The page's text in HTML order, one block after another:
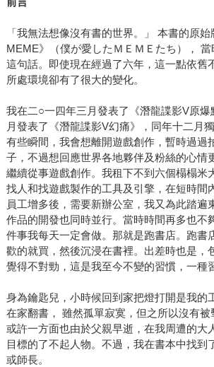
「我無法想像沒有書的世界。」 本書的原
MEME》（僕が愛したＭＥＭＥたち），
這句話。即使現在經過了六年，這一點依舊
所處環境卻有了很大的變化。
我在二○一四年三月發表了《潛龍諜影V原
月發表了《潛龍諜影V幻痛》，同年十二月
有些瞬間，我會想離開遊戲創作，暫時過過
子，不過想回應世界各地夥伴及粉絲的心情
繼續從事遊戲創作。我租下不到六個榻榻米
找人和找遊戲製作的工具及引擎，在短時間
員工增多後，需要新辦公室，我又為此踏遍
作品的開發也同時並行。當時時間再多也不
件事我每天一定會做。那就是跑書店。跑書
歡的就買，然後沉浸在書裡。出差時也是，
覺得不對勁，這是我至今不變的習慣，一種
身為鑰匙兒，小時候回到家把燈打開是我的
在家翻書， 雖然孤單寂寞，但之所以沒有被
或許一方面也由於父親早逝，在我周遭的大
目標的了不起人物。不過，我在書本中找到
或師長。